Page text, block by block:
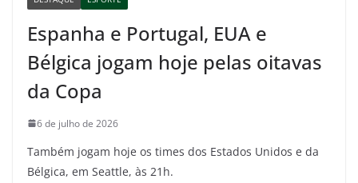
Espanha e Portugal, EUA e
Bélgica jogam hoje pelas oitavas
da Copa
6 de julho de 2026
Também jogam hoje os times dos Estados Unidos e da
Bélgica, em Seattle, às 21h.